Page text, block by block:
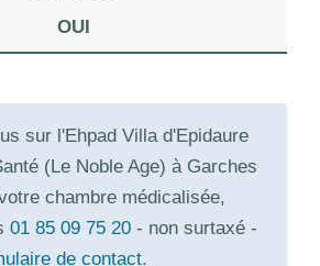
OUI
sur l'Ehpad Villa d'Epidaure
(Le Noble Age) à Garches
chambre médicalisée,
01 85 09 75 20 - non surtaxé -
de contact.